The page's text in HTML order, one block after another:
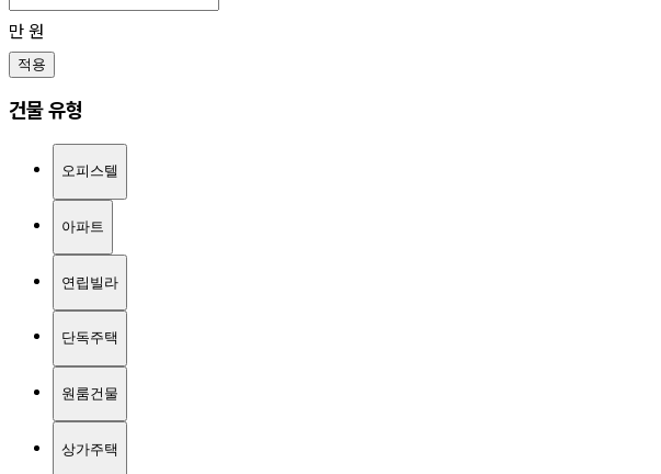
만 원
적용
건물 유형
오피스텔
아파트
연립빌라
단독주택
원룸건물
상가주택